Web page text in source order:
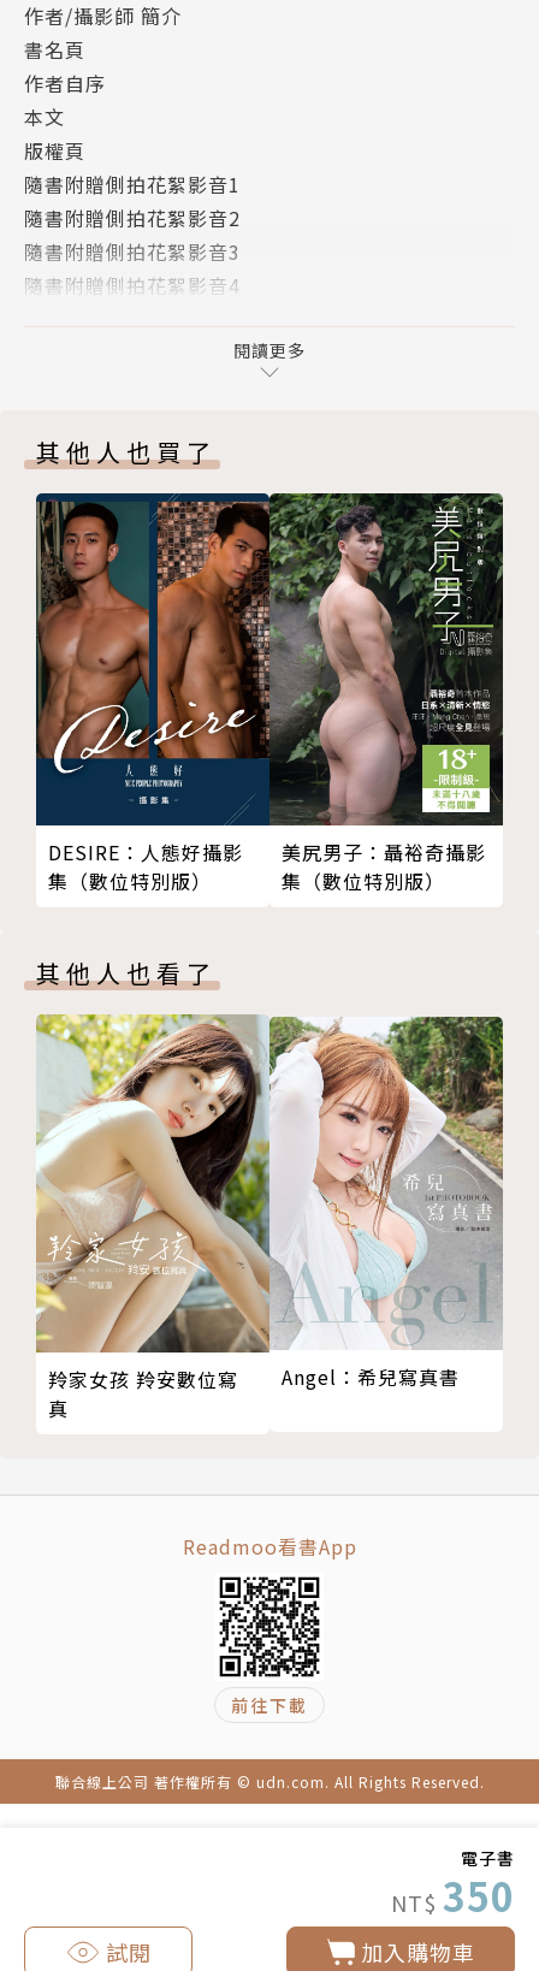
電子書
NT$ 350
加入購物車
試閱
故購買前還請留意。
作者/攝影師 簡介
書名頁
作者自序
本文
版權頁
隨書附贈側拍花絮影音1
隨書附贈側拍花絮影音2
隨書附贈側拍花絮影音3
隨書附贈側拍花絮影音4
隨書附贈側拍花絮影音6
隨書附贈側拍花絮影音9
隨書附贈側拍花絮影音 Readmoo獨家
閱讀更多
其他人也買了
DESIRE：人態好攝影
集（數位特別版）
美尻男子：聶裕奇攝影
集（數位特別版）
其他人也看了
羚家女孩 羚安數位寫
真
Angel：希兒寫真書
Readmoo看書App
前往下載
聯合線上公司 著作權所有 © udn.com. All Rights Reserved.